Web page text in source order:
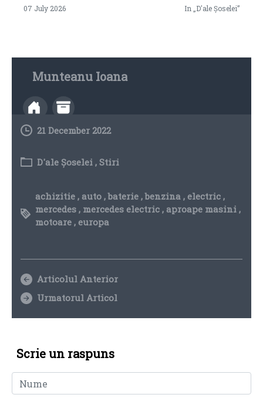
07 July 2026 In „D'ale Șoselei”
Munteanu Ioana
21 December 2022
D'ale Șoselei , Stiri
achizitie , auto ,baterie ,benzina ,electric ,
mercedes , mercedes electric , aproape masini ,
motoare ,europa
Articolul Anterior
Urmatorul Articol
Scrie un raspuns